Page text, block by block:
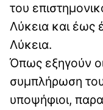
του
Λύκεια και έως
Λύκεια.
Όπως εξηγούν οι
συμπλήρωση
υποψήφιοι,